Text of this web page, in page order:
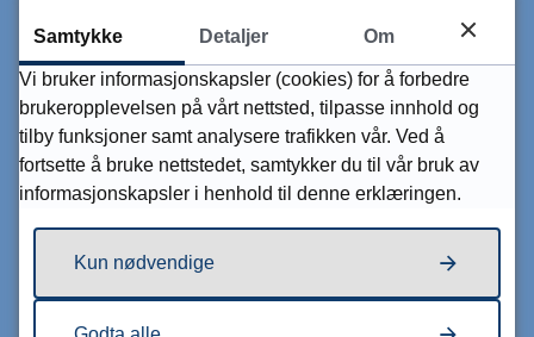
Skriv til oss
Post og besøksadresse:
Tingplassen 1,
6440 Elnesvågen.
Send sikker digital post til kommunen
Send e-post
Kommunenummer: 1579
Samtykke Detaljer Om
Vi bruker informasjonskapsler (cookies) for å forbedre
brukeropplevelsen på vårt nettsted, tilpasse innhold og
tilby funksjoner samt analysere trafikken vår. Ved å
fortsette å bruke nettstedet, samtykker du til vår bruk av
informasjonskapsler i henhold til denne erklæringen.
Kun nødvendige